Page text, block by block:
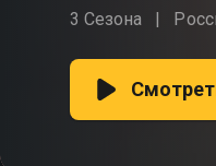
3 Сезона